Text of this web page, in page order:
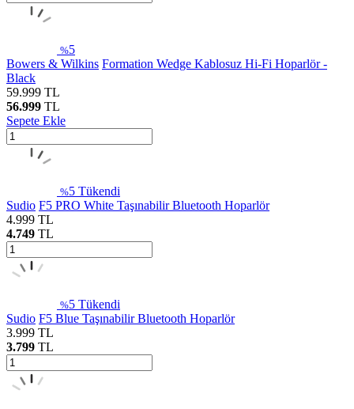
%5
Bowers & Wilkins Formation Wedge Kablosuz Hi-Fi Hoparlör -
Black
59.999 TL
56.999 TL
Sepete Ekle
%5 Tükendi
Sudio F5 PRO White Taşınabilir Bluetooth Hoparlör
4.999 TL
4.749 TL
%5 Tükendi
Sudio F5 Blue Taşınabilir Bluetooth Hoparlör
3.999 TL
3.799 TL